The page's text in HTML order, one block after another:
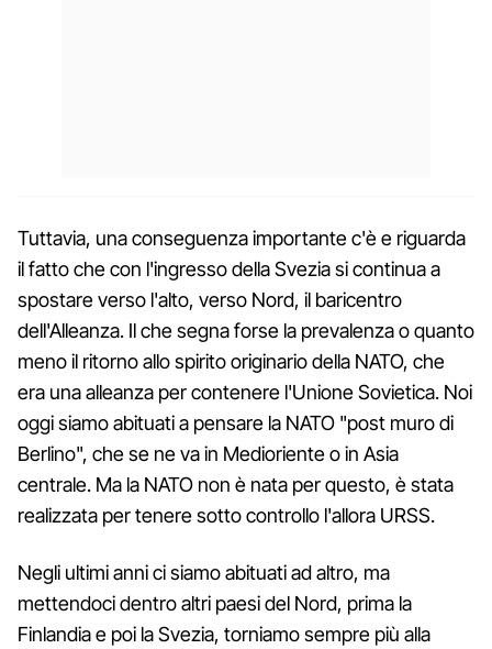
Tuttavia, una conseguenza importante c'è e riguarda
il fatto che con l'ingresso della Svezia si continua a
spostare verso l'alto, verso Nord, il baricentro
dell'Alleanza. Il che segna forse la prevalenza o quanto
meno il ritorno allo spirito originario della NATO, che
era una alleanza per contenere l'Unione Sovietica. Noi
oggi siamo abituati a pensare la NATO "post muro di
Berlino", che se ne va in Medioriente o in Asia
centrale. Ma la NATO non è nata per questo, è stata
realizzata per tenere sotto controllo l'allora URSS.
Negli ultimi anni ci siamo abituati ad altro, ma
mettendoci dentro altri paesi del Nord, prima la
Finlandia e poi la Svezia, torniamo sempre più alla